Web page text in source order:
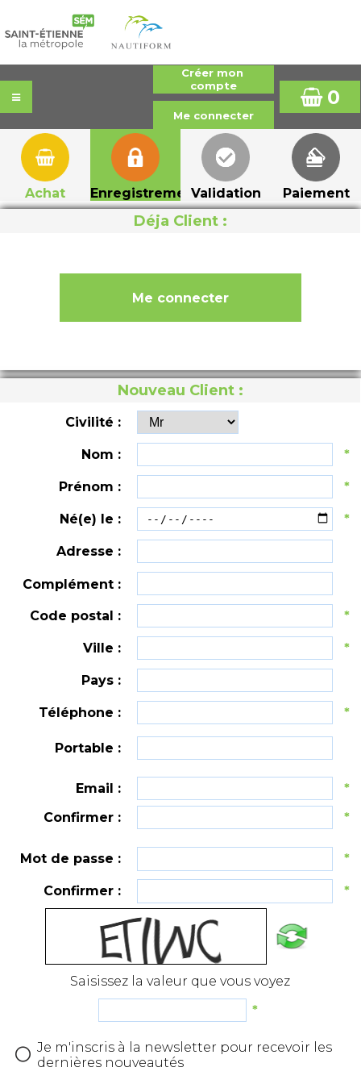
0
Achat EnregistrementValidation Paiement
Déja Client :
Nouveau Client :
Civilité :
Nom : *
Prénom : *
Né(e) le : *
Adresse :
Complément :
Code postal : *
Ville : *
Pays :
Téléphone : *
Portable :
Email :
*
Confirmer :
*
Mot de passe : *
Confirmer : *
Saisissez la valeur que vous voyez
*
Je m'inscris à la newsletter pour recevoir les
dernières nouveautés